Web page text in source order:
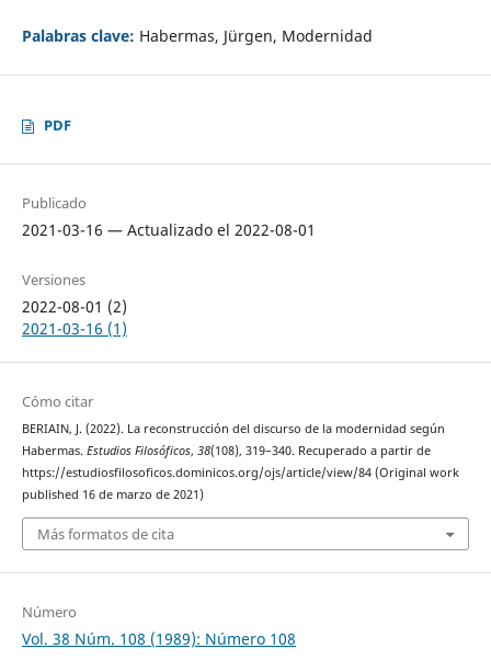
Palabras clave: Habermas, Jürgen, Modernidad
PDF
Publicado
2021-03-16 — Actualizado el 2022-08-01
Versiones
2022-08-01 (2)
2021-03-16 (1)
Cómo citar
BERIAIN, J. (2022). La reconstrucción del discurso de la modernidad según
Habermas. Estudios Filosóficos, 38(108), 319–340. Recuperado a partir de
https://estudiosfilosoficos.dominicos.org/ojs/article/view/84 (Original work
published 16 de marzo de 2021)
Más formatos de cita
Número
Vol. 38 Núm. 108 (1989): Número 108